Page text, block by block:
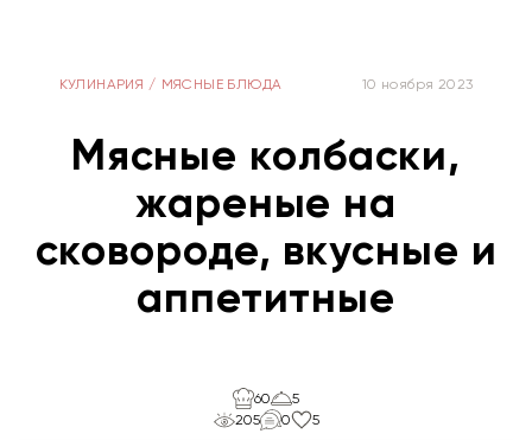
КУЛИНАРИЯ / МЯСНЫЕ БЛЮДА 10 ноября 2023
Мясные колбаски,
жареные на
сковороде, вкусные и
аппетитные
60
5
205
0 5